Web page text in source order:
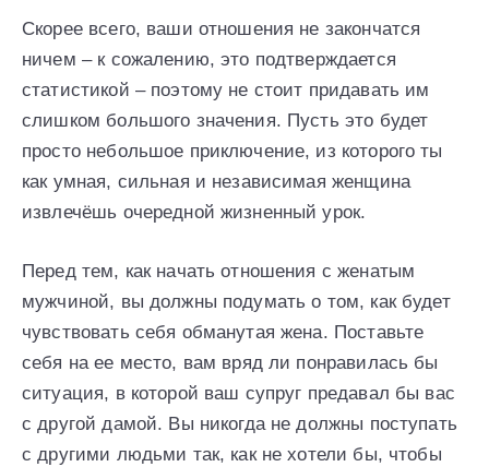
Скорее всего, ваши отношения не закончатся
ничем – к сожалению, это подтверждается
статистикой – поэтому не стоит придавать им
слишком большого значения. Пусть это будет
просто небольшое приключение, из которого ты
как умная, сильная и независимая женщина
извлечёшь очередной жизненный урок.
Перед тем, как начать отношения с женатым
мужчиной, вы должны подумать о том, как будет
чувствовать себя обманутая жена. Поставьте
себя на ее место, вам вряд ли понравилась бы
ситуация, в которой ваш супруг предавал бы вас
с другой дамой. Вы никогда не должны поступать
с другими людьми так, как не хотели бы, чтобы